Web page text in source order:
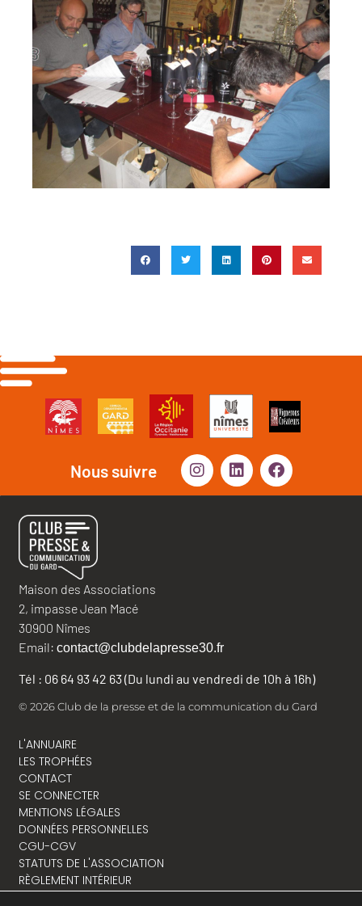
Nous suivre
Maison des Associations
2, impasse Jean Macé
30900 Nîmes
Email: contact@clubdelapresse30.fr
Tél : 06 64 93 42 63 (Du lundi au vendredi de 10h à 16h)
© 2026 Club de la presse et de la communication du Gard
L'ANNUAIRE
LES TROPHÉES
CONTACT
SE CONNECTER
MENTIONS LÉGALES
DONNÉES PERSONNELLES
CGU-CGV
STATUTS DE L'ASSOCIATION
RÈGLEMENT INTÉRIEUR